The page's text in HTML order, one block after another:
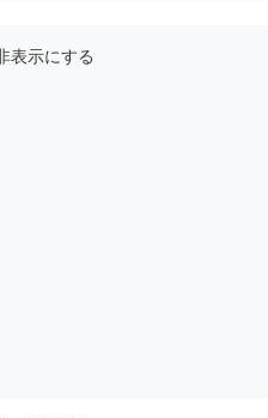
表示にする